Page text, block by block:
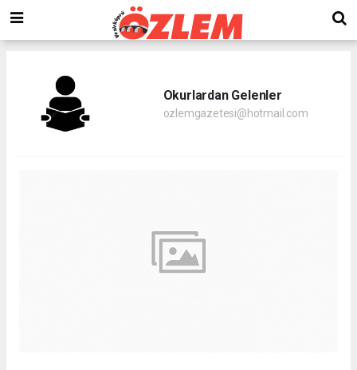
Okurlardan Gelenler
ozlemgazetesi@hotmail.com